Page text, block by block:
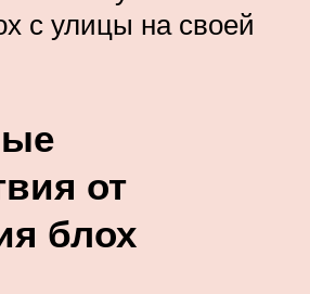
с улицы на своей
от
блох